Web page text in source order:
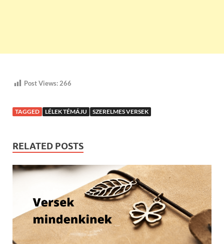
Post Views: 266
TAGGED LÉLEK TÉMÁJU SZERELMES VERSEK
RELATED POSTS